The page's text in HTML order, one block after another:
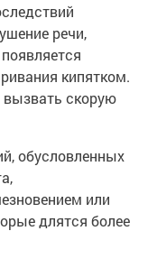
речи,
кипятком.
скорую
обусловленных
или
длятся более